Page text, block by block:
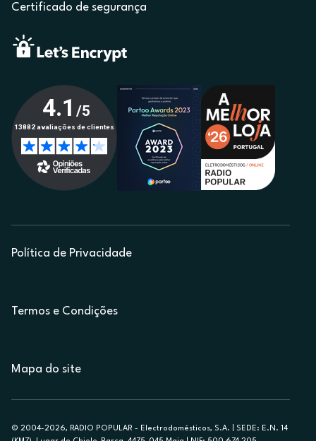
Certificado de segurança
Política de Privacidade
Termos e Condições
Mapa do site
© 2004-2026, RADIO POPULAR - Electrodomésticos, S.A. | SEDE: E.N. 14